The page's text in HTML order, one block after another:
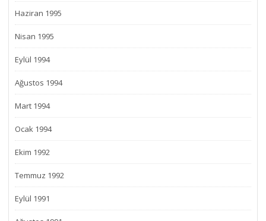
Haziran 1995
Nisan 1995
Eylül 1994
Ağustos 1994
Mart 1994
Ocak 1994
Ekim 1992
Temmuz 1992
Eylül 1991